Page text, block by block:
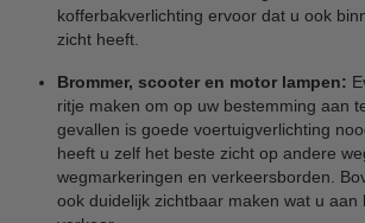
kofferbakverlichting ervoor dat u ook
zicht heeft.
Brommer, scooter en motor lampen:
ritje maken om op uw bestemming aan
gevallen is goede voertuigverlichting
heeft u zelf het beste zicht op andere
wegmarkeringen en verkeersborden.
ook duidelijk zichtbaar maken wat u